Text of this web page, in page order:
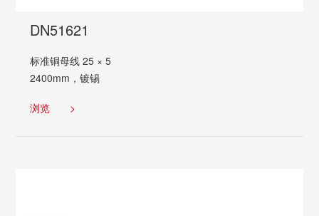
DN51621
标准铜母线 25 × 5
2400mm，镀锡
浏览 >